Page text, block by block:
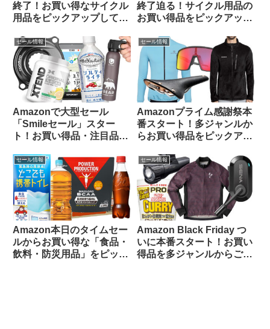
終了！お買い得なサイクル
用品をピックアップしてみ
終了迫る！サイクル用品の
お買い得品をピックアップ
セール情報
Amazonで大型セール
「Smileセール」スター
ト！お買い得品・注目品を
プしてご紹介します
セール情報
Amazonプライム感謝祭本
番スタート！多ジャンルか
らお買い得品をピックアッ
セール情報
Amazon本日のタイムセー
ルからお買い得な「食品・
飲料・防災用品」をピック
セール情報
Amazon Black Friday つ
いに本番スタート！お買い
得品を多ジャンルからご紹